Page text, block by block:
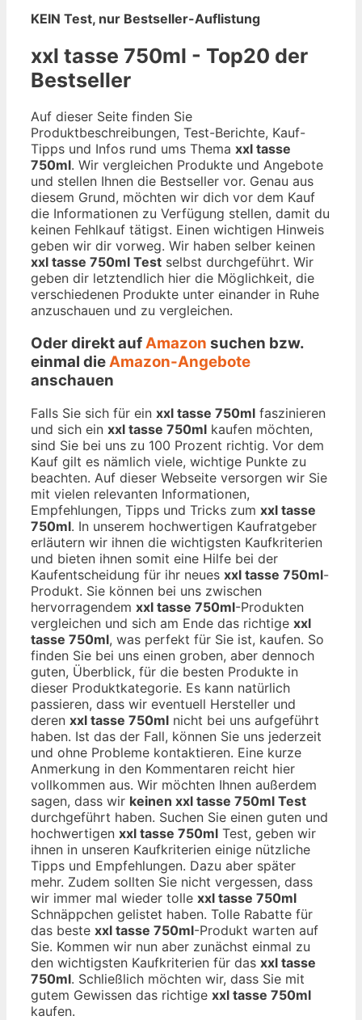
KEIN Test, nur Bestseller-Auflistung
xxl tasse 750ml - Top20 der
Bestseller
Auf dieser Seite finden Sie
Produktbeschreibungen, Test-Berichte, Kauf-
Tipps und Infos rund ums Thema xxl tasse
750ml. Wir vergleichen Produkte und Angebote
und stellen Ihnen die Bestseller vor. Genau aus
diesem Grund, möchten wir dich vor dem Kauf
die Informationen zu Verfügung stellen, damit du
keinen Fehlkauf tätigst. Einen wichtigen Hinweis
geben wir dir vorweg. Wir haben selber keinen
xxl tasse 750ml Test selbst durchgeführt. Wir
geben dir letztendlich hier die Möglichkeit, die
verschiedenen Produkte unter einander in Ruhe
anzuschauen und zu vergleichen.
Oder direkt aufAmazon suchen bzw.
einmal dieAmazon-Angebote
anschauen
Falls Sie sich für ein xxl tasse 750ml faszinieren
und sich ein xxl tasse 750ml kaufen möchten,
sind Sie bei uns zu 100 Prozent richtig. Vor dem
Kauf gilt es nämlich viele, wichtige Punkte zu
beachten. Auf dieser Webseite versorgen wir Sie
mit vielen relevanten Informationen,
Empfehlungen, Tipps und Tricks zum xxl tasse
750ml. In unserem hochwertigen Kaufratgeber
erläutern wir ihnen die wichtigsten Kaufkriterien
und bieten ihnen somit eine Hilfe bei der
Kaufentscheidung für ihr neues xxl tasse 750ml-
Produkt. Sie können bei uns zwischen
hervorragendem xxl tasse 750ml-Produkten
vergleichen und sich am Ende das richtige xxl
tasse 750ml, was perfekt für Sie ist, kaufen. So
finden Sie bei uns einen groben, aber dennoch
guten, Überblick, für die besten Produkte in
dieser Produktkategorie. Es kann natürlich
passieren, dass wir eventuell Hersteller und
deren xxl tasse 750ml nicht bei uns aufgeführt
haben. Ist das der Fall, können Sie uns jederzeit
und ohne Probleme kontaktieren. Eine kurze
Anmerkung in den Kommentaren reicht hier
vollkommen aus. Wir möchten Ihnen außerdem
sagen, dass wir keinen xxl tasse 750ml Test
durchgeführt haben. Suchen Sie einen guten und
hochwertigen xxl tasse 750ml Test, geben wir
ihnen in unseren Kaufkriterien einige nützliche
Tipps und Empfehlungen. Dazu aber später
mehr. Zudem sollten Sie nicht vergessen, dass
wir immer mal wieder tolle xxl tasse 750ml
Schnäppchen gelistet haben. Tolle Rabatte für
das beste xxl tasse 750ml-Produkt warten auf
Sie. Kommen wir nun aber zunächst einmal zu
den wichtigsten Kaufkriterien für das xxl tasse
750ml. Schließlich möchten wir, dass Sie mit
gutem Gewissen das richtige xxl tasse 750ml
kaufen.